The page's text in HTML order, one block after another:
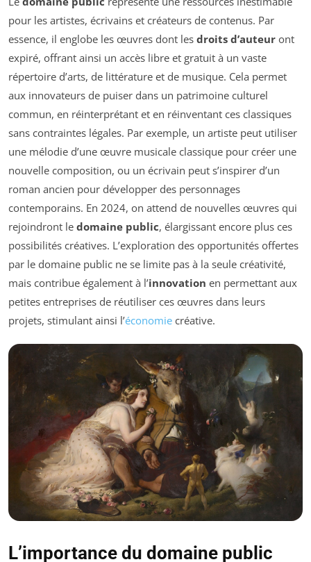
pour les artistes, écrivains et créateurs de contenus. Par
essence, il englobe les œuvres dont les droits d’auteur ont
expiré, offrant ainsi un accès libre et gratuit à un vaste
répertoire d’arts, de littérature et de musique. Cela permet
aux innovateurs de puiser dans un patrimoine culturel
commun, en réinterprétant et en réinventant ces classiques
sans contraintes légales. Par exemple, un artiste peut utiliser
une mélodie d’une œuvre musicale classique pour créer une
nouvelle composition, ou un écrivain peut s’inspirer d’un
roman ancien pour développer des personnages
contemporains. En 2024, on attend de nouvelles œuvres qui
rejoindront le domaine public, élargissant encore plus ces
possibilités créatives. L’exploration des opportunités offertes
par le domaine public ne se limite pas à la seule créativité,
mais contribue également à l’innovation en permettant aux
petites entreprises de réutiliser ces œuvres dans leurs
projets, stimulant ainsi l’économie créative.
L’importance du domaine public